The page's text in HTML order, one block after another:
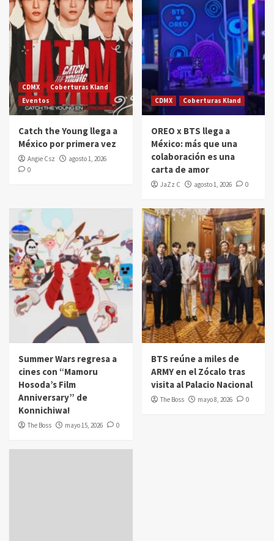
CDMX
Coberturas Kland
Eventos
Catch the Young llega a
México por primera vez
Angie Csz
agosto 1, 2026
0
CDMX Coberturas Kland
OREO x BTS llega a
México: más que una
colaboración es una
carta de amor
JaZz C agosto 1, 2026 0
Summer Wars regresa a
cines con “Mamoru
Hosoda’s Film
Anniversary” de
Konnichiwa!
The Boss mayo 15, 2026 0
BTS reúne a miles de
ARMY en el Zócalo tras
visita al Palacio Nacional
The Boss mayo 8, 2026 0